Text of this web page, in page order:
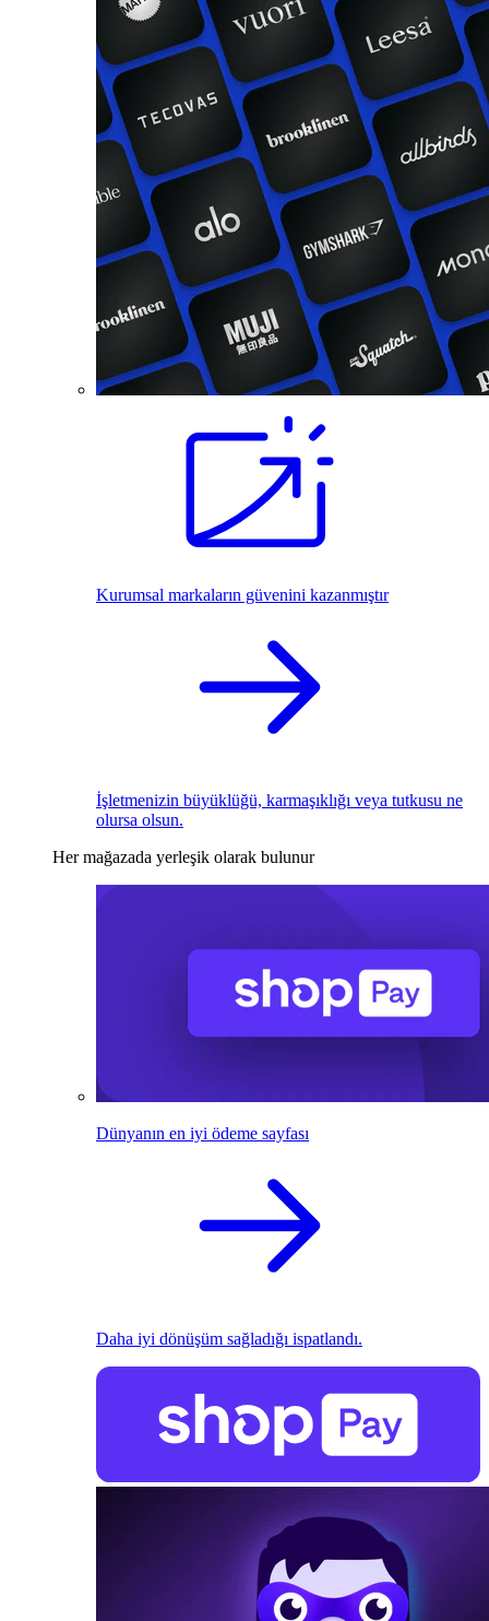
Kurumsal markaların güvenini kazanmıştır
İşletmenizin büyüklüğü, karmaşıklığı veya tutkusu ne
olursa olsun.
Her mağazada yerleşik olarak bulunur
Dünyanın en iyi ödeme sayfası
Daha iyi dönüşüm sağladığı ispatlandı.